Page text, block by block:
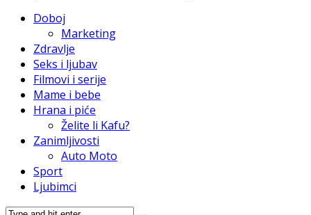
Doboj
Marketing
Zdravlje
Seks i ljubav
Filmovi i serije
Mame i bebe
Hrana i piće
Želite li Kafu?
Zanimljivosti
Auto Moto
Sport
Ljubimci